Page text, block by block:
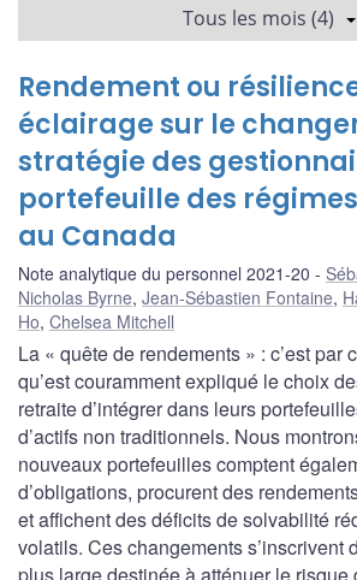
Tous les mois (4)
Rendement ou
éclairage sur le
stratégie des
portefeuille des
au Canada
Note analytique du personnel 2021-20
Nicholas Byrne, Jean-Sébastien Fontaine,
Ho, Chelsea Mitchell
La « quête de rendements » : c’est par
qu’est couramment expliqué le choix
retraite d’intégrer dans leurs
d’actifs non traditionnels. Nous
nouveaux portefeuilles comptent
d’obligations, procurent des
et affichent des déficits de solvabilité
volatils. Ces changements s’inscrivent
plus large destinée à atténuer le risque